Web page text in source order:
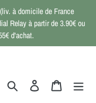
à domicile de France
Relay à partir de 3.90€ ou
d'achat.
RechercherSe connecter
Panier